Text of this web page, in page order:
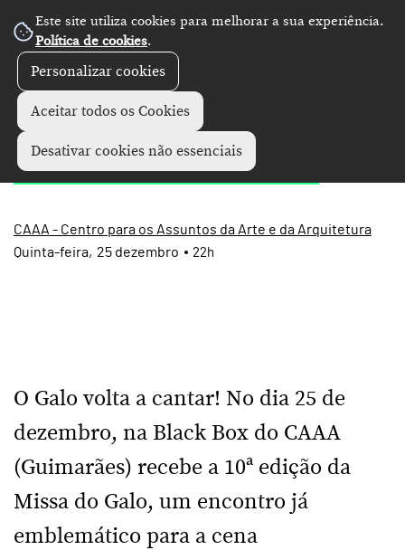
Este site utiliza cookies para melhorar a sua experiência.
Política de cookies.
Personalizar cookies
Aceitar todos os Cookies
Desativar cookies não essenciais
Concertos +
Missa do Galo'25
CAAA - Centro para os Assuntos da Arte e da Arquitetura
25 dezembro
Quinta 22h
O Galo volta a cantar! No dia 25 de
dezembro, na Black Box do CAAA
(Guimarães) recebe a 10ª edição da
Missa do Galo, um encontro já
emblemático para a cena